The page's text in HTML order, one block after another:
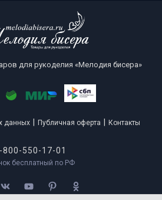
для рукоделия «Мелодия бисера»
данных Публичная оферта Контакты
800-550-17-01
бесплатный по РФ